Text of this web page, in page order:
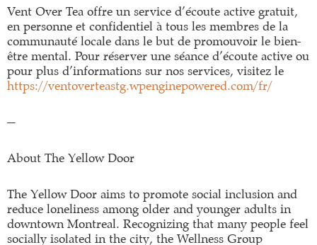
Vent Over Tea offre un service d’écoute active gratuit,
en personne et confidentiel à tous les membres de la
communauté locale dans le but de promouvoir le bien-
être mental. Pour réserver une séance d’écoute active ou
pour plus d’informations sur nos services, visitez le
https://ventoverteastg.wpenginepowered.com/fr/
—
About The Yellow Door
The Yellow Door aims to promote social inclusion and
reduce loneliness among older and younger adults in
downtown Montreal. Recognizing that many people feel
socially isolated in the city, the Wellness Group